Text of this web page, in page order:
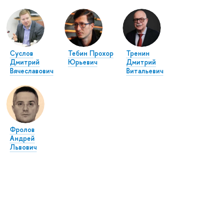
Суслов
Дмитрий
Вячеславович
Тебин Прохор
Юрьевич
Тренин
Дмитрий
Витальевич
Фролов
Андрей
Львович